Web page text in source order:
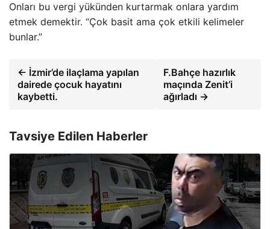
Onları bu vergi yükünden kurtarmak onlara yardım
etmek demektir. “Çok basit ama çok etkili kelimeler
bunlar.”
← İzmir’de ilaçlama yapılan
dairede çocuk hayatını
kaybetti.
F.Bahçe hazırlık
maçında Zenit’i
ağırladı →
Tavsiye Edilen Haberler